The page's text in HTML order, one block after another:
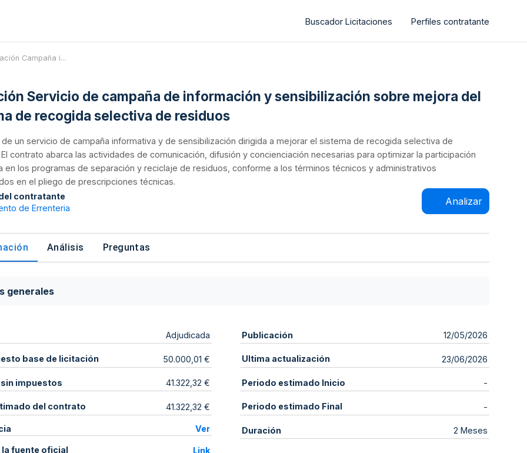
Buscador Licitaciones Perfiles contratante
Campaña i...
Servicio de campaña de información y sensibilización sobre mejora del
de recogida selectiva de residuos
de un servicio de campaña informativa y de sensibilización dirigida a mejorar el sistema de recogida selectiva de
contrato abarca las actividades de comunicación, difusión y concienciación necesarias para optimizar la participación
en los programas de separación y reciclaje de residuos, conforme a los términos técnicos y administrativos
en el pliego de prescripciones técnicas.
contratante
de Errenteria
Analizar
Análisis Preguntas
generales
Adjudicada
base de licitación 50.000,01 €
impuestos 41.322,32 €
del contrato 41.322,32 €
Ver
la fuente oficial Link
Publicación 12/05/2026
Ultima actualización 23/06/2026
Periodo estimado Inicio -
Periodo estimado Final -
Duración 2 Meses